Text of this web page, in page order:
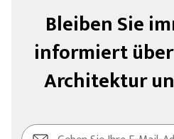
Bleiben Sie
informiert
Architektur